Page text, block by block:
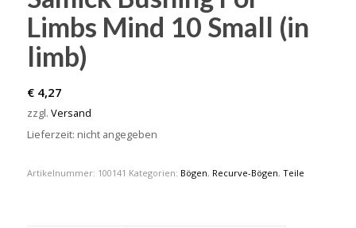
Limbs Mind 10 Small (in
limb)
€4,27
zzgl. Versand
Lieferzeit: nicht angegeben
Artikelnummer: 100141 Kategorien: Bögen, Recurve-Bögen, Teile